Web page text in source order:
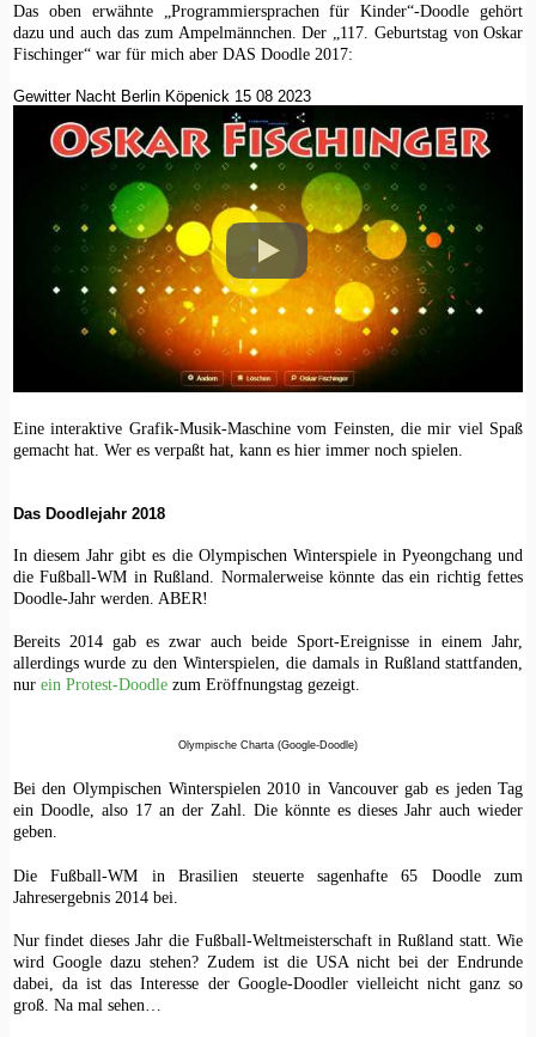
Das oben erwähnte „Programmiersprachen für Kinder“-Doodle gehört
dazu und auch das zum Ampelmännchen. Der „117. Geburtstag von Oskar
Fischinger“ war für mich aber DAS Doodle 2017:
Gewitter Nacht Berlin Köpenick 15 08 2023
Eine interaktive Grafik-Musik-Maschine vom Feinsten, die mir viel Spaß
gemacht hat. Wer es verpaßt hat, kann es hier immer noch spielen.
Das Doodlejahr 2018
In diesem Jahr gibt es die Olympischen Winterspiele in Pyeongchang und
die Fußball-WM in Rußland. Normalerweise könnte das ein richtig fettes
Doodle-Jahr werden. ABER!
Bereits 2014 gab es zwar auch beide Sport-Ereignisse in einem Jahr,
allerdings wurde zu den Winterspielen, die damals in Rußland stattfanden,
nur ein Protest-Doodlezum Eröffnungstag gezeigt.
Olympische Charta (Google-Doodle)
Bei den Olympischen Winterspielen 2010 in Vancouver gab es jeden Tag
ein Doodle, also 17 an der Zahl. Die könnte es dieses Jahr auch wieder
geben.
Die Fußball-WM in Brasilien steuerte sagenhafte 65 Doodle zum
Jahresergebnis 2014 bei.
Nur findet dieses Jahr die Fußball-Weltmeisterschaft in Rußland statt. Wie
wird Google dazu stehen? Zudem ist die USA nicht bei der Endrunde
dabei, da ist das Interesse der Google-Doodler vielleicht nicht ganz so
groß. Na mal sehen…